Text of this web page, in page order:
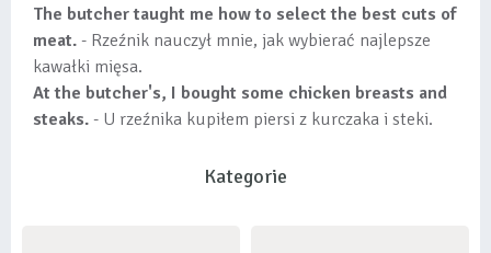
The butcher taught me how to select the best cuts of
meat. - Rzeźnik nauczył mnie, jak wybierać najlepsze
kawałki mięsa.
At the butcher's, I bought some chicken breasts and
steaks. - U rzeźnika kupiłem piersi z kurczaka i steki.
Kategorie